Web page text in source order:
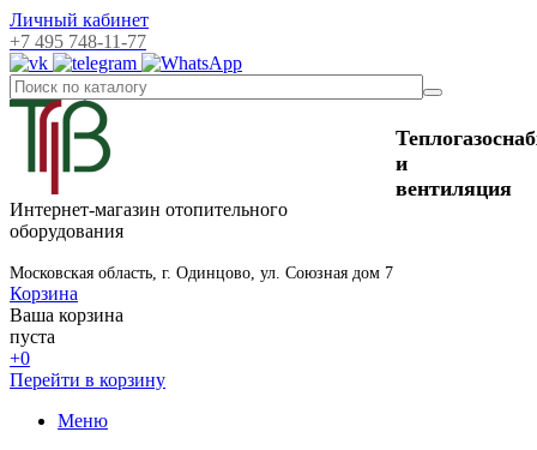
Личный кабинет
+7 495 748-11-77
и
вентиляция
Интернет-магазин отопительного
оборудования
Московская область, г. Одинцово, ул. Союзная дом 7
Корзина
Ваша корзина
пуста
+0
Перейти в корзину
Меню